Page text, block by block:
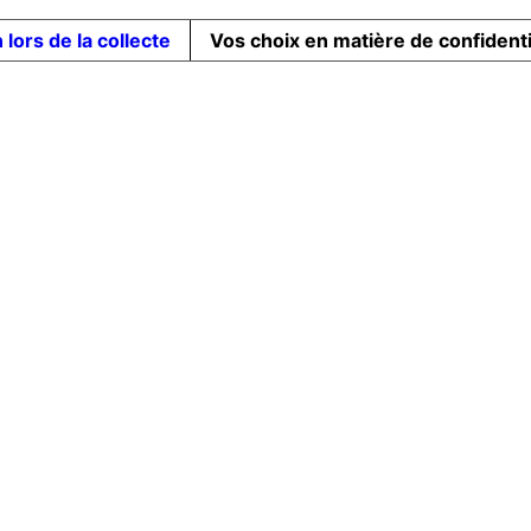
lors de la collecte Vos choix en matière de